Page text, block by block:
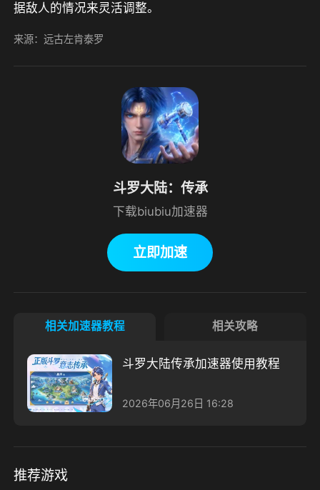
据敌人的情况来灵活调整。
来源：远古左肯泰罗
斗罗大陆：传承
下载biubiu加速器
立即加速
相关加速器教程 相关攻略
斗罗大陆传承加速器使用教程
2026年06月26日 16:28
推荐游戏